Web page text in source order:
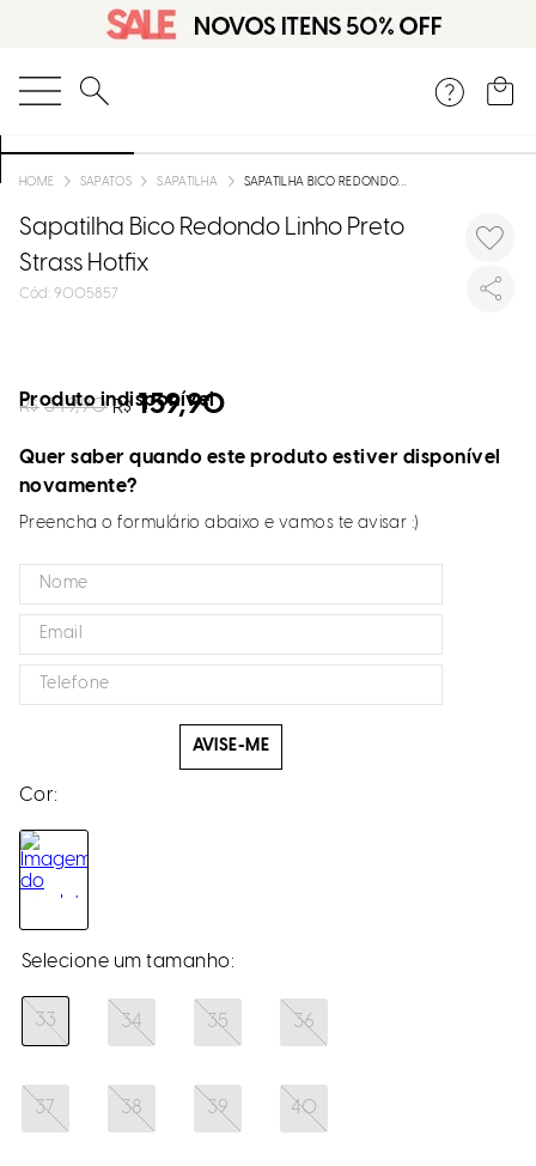
O que você está procurando?
SAPATOS SAPATILHA SAPATILHA BICO REDONDO LINHO PRETO STRASS HOTFIX
Sapatilha Bico Redondo Linho Preto
Strass Hotfix
: 9005857
R$ 349,90 R$ 159,90
Produto indisponível
Quer saber quando este produto estiver disponível
novamente?
Preencha o formulário abaixo e vamos te avisar :)
AVISE-ME
Cor:
33 34 35 36
37 38 39 40